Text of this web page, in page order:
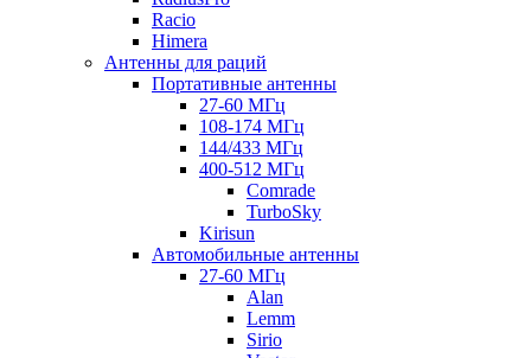
Racio
Himera
Антенны для раций
Портативные антенны
27-60 МГц
108-174 МГц
144/433 МГц
400-512 МГц
Comrade
TurboSky
Kirisun
Автомобильные антенны
27-60 МГц
Alan
Lemm
Sirio